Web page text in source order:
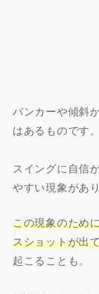
バンカーや傾斜
はあるものです。
スイングに自信
やすい現象があり
この現象のため
スショットが出
起こることも。